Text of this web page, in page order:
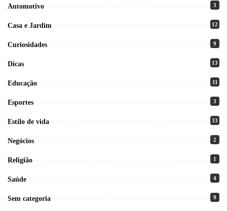
Automotivo 3
Casa e Jardim 12
Curiosidades 9
Dicas 13
Educação 11
Esportes 3
Estilo de vida 33
Negócios 2
Religião 1
Saúde 4
Sem categoria 9